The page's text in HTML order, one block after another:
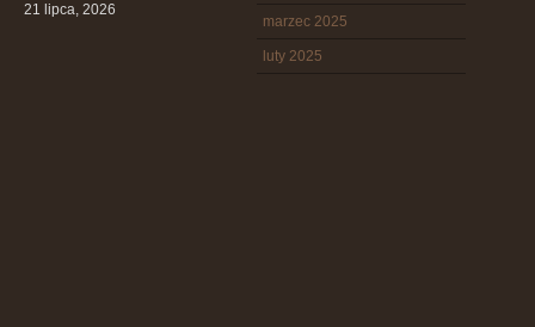
21 lipca, 2026
marzec 2025
luty 2025